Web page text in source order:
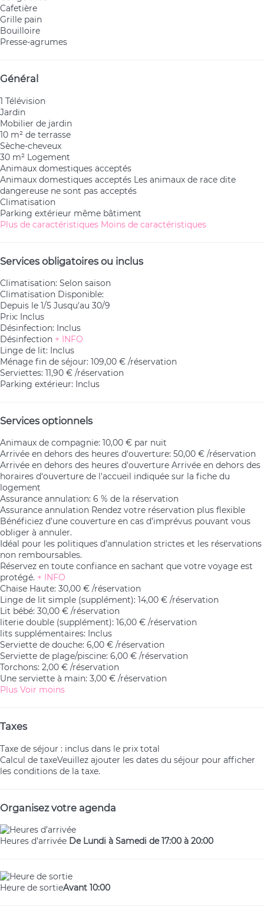
Cafetière
Grille pain
Bouilloire
Presse-agrumes
Général
1 Télévision
Jardin
Mobilier de jardin
10 m² de terrasse
Sèche-cheveux
30 m² Logement
Animaux domestiques acceptés
Animaux domestiques acceptés Les animaux de race dite
dangereuse ne sont pas acceptés
Climatisation
Parking extérieur même bâtiment
Plus de caractéristiques Moins de caractéristiques
Services obligatoires ou inclus
Climatisation: Selon saison
Climatisation Disponible:
Depuis le 1/5 Jusqu'au 30/9
Prix: Inclus
Désinfection: Inclus
Désinfection + INFO
Linge de lit: Inclus
Ménage fin de séjour: 109,00 € /réservation
Serviettes: 11,90 € /réservation
Parking extérieur: Inclus
Services optionnels
Animaux de compagnie: 10,00 € par nuit
Arrivée en dehors des heures d'ouverture: 50,00 € /réservation
Arrivée en dehors des heures d'ouverture Arrivée en dehors des
horaires d'ouverture de l'accueil indiquée sur la fiche du
logement
Assurance annulation: 6 % de la réservation
Assurance annulation Rendez votre réservation plus flexible
Bénéficiez d’une couverture en cas d’imprévus pouvant vous
obliger à annuler.
Idéal pour les politiques d’annulation strictes et les réservations
non remboursables.
Réservez en toute confiance en sachant que votre voyage est
protégé. + INFO
Chaise Haute: 30,00 € /réservation
Linge de lit simple (supplément): 14,00 € /réservation
Lit bébé: 30,00 € /réservation
literie double (supplément): 16,00 € /réservation
lits supplémentaires: Inclus
Serviette de douche: 6,00 € /réservation
Serviette de plage/piscine: 6,00 € /réservation
Torchons: 2,00 € /réservation
Une serviette à main: 3,00 € /réservation
Plus Voir moins
Taxes
Taxe de séjour : inclus dans le prix total
Calcul de taxeVeuillez ajouter les dates du séjour pour afficher
les conditions de la taxe.
Organisez votre agenda
Heures d’arrivée De Lundi à Samedi de 17:00 à 20:00
Heure de sortieAvant 10:00